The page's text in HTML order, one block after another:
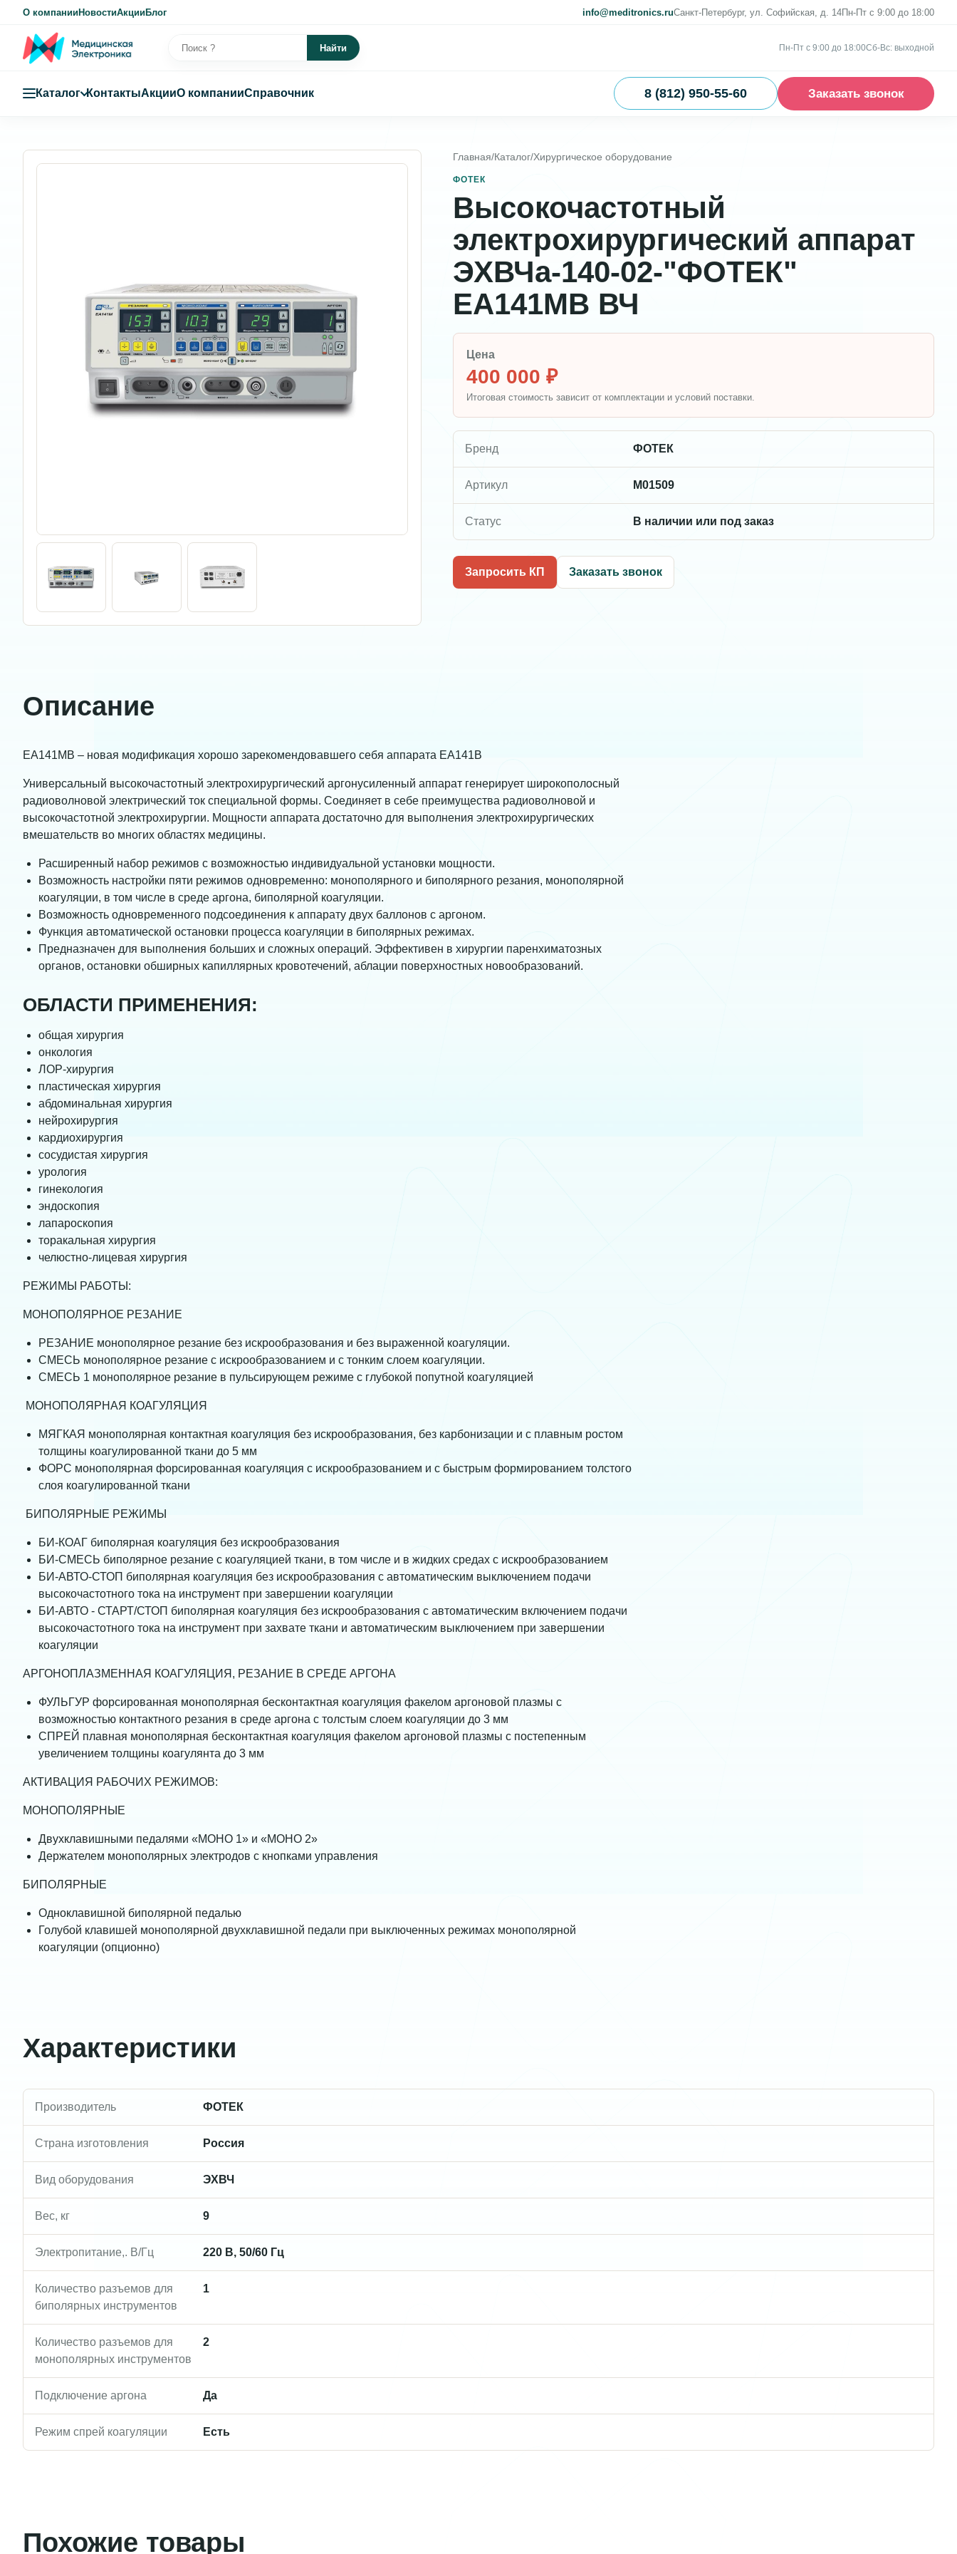
О компанииНовостиАкцииБлог info@meditronics.ruСанкт-Петербург, ул. Софийская, д. 14Пн-Пт с 9:00 до 18:00
Найти Пн-Пт с 9:00 до 18:00Сб-Вс: выходной
Каталог КонтактыАкцииО компанииСправочник 8 (812) 950-55-60 Заказать звонок
Главная/Каталог/Хирургическое оборудование
ФОТЕК
Высокочастотный
электрохирургический аппарат
ЭХВЧа-140-02-"ФОТЕК"
ЕА141МВ ВЧ
Цена
400 000 ₽
Итоговая стоимость зависит от комплектации и условий поставки.
Бренд ФОТЕК
Артикул M01509
Статус В наличии или под заказ
Запросить КП Заказать звонок
Описание
ЕА141МВ – новая модификация хорошо зарекомендовавшего себя аппарата ЕА141В
Универсальный высокочастотный электрохирургический аргонусиленный аппарат генерирует широкополосный
радиоволновой электрический ток специальной формы. Соединяет в себе преимущества радиоволновой и
высокочастотной электрохирургии. Мощности аппарата достаточно для выполнения электрохирургических
вмешательств во многих областях медицины.
Расширенный набор режимов с возможностью индивидуальной установки мощности.
Возможность настройки пяти режимов одновременно: монополярного и биполярного резания, монополярной
коагуляции, в том числе в среде аргона, биполярной коагуляции.
Возможность одновременного подсоединения к аппарату двух баллонов с аргоном.
Функция автоматической остановки процесса коагуляции в биполярных режимах.
Предназначен для выполнения больших и сложных операций. Эффективен в хирургии паренхиматозных
органов, остановки обширных капиллярных кровотечений, аблации поверхностных новообразований.
ОБЛАСТИ ПРИМЕНЕНИЯ:
общая хирургия
онкология
ЛОР-хирургия
пластическая хирургия
абдоминальная хирургия
нейрохирургия
кардиохирургия
сосудистая хирургия
урология
гинекология
эндоскопия
лапароскопия
торакальная хирургия
челюстно-лицевая хирургия
РЕЖИМЫ РАБОТЫ:
МОНОПОЛЯРНОЕ РЕЗАНИЕ
РЕЗАНИЕ монополярное резание без искрообразования и без выраженной коагуляции.
СМЕСЬ монополярное резание с искрообразованием и с тонким слоем коагуляции.
СМЕСЬ 1 монополярное резание в пульсирующем режиме с глубокой попутной коагуляцией
МОНОПОЛЯРНАЯ КОАГУЛЯЦИЯ
МЯГКАЯ монополярная контактная коагуляция без искрообразования, без карбонизации и с плавным ростом
толщины коагулированной ткани до 5 мм
ФОРС монополярная форсированная коагуляция с искрообразованием и с быстрым формированием толстого
слоя коагулированной ткани
БИПОЛЯРНЫЕ РЕЖИМЫ
БИ-КОАГ биполярная коагуляция без искрообразования
БИ-СМЕСЬ биполярное резание с коагуляцией ткани, в том числе и в жидких средах с искрообразованием
БИ-АВТО-СТОП биполярная коагуляция без искрообразования с автоматическим выключением подачи
высокочастотного тока на инструмент при завершении коагуляции
БИ-АВТО - СТАРТ/СТОП биполярная коагуляция без искрообразования с автоматическим включением подачи
высокочастотного тока на инструмент при захвате ткани и автоматическим выключением при завершении
коагуляции
АРГОНОПЛАЗМЕННАЯ КОАГУЛЯЦИЯ, РЕЗАНИЕ В СРЕДЕ АРГОНА
ФУЛЬГУР форсированная монополярная бесконтактная коагуляция факелом аргоновой плазмы с
возможностью контактного резания в среде аргона с толстым слоем коагуляции до 3 мм
СПРЕЙ плавная монополярная бесконтактная коагуляция факелом аргоновой плазмы с постепенным
увеличением толщины коагулянта до 3 мм
АКТИВАЦИЯ РАБОЧИХ РЕЖИМОВ:
МОНОПОЛЯРНЫЕ
Двухклавишными педалями «МОНО 1» и «МОНО 2»
Держателем монополярных электродов с кнопками управления
БИПОЛЯРНЫЕ
Одноклавишной биполярной педалью
Голубой клавишей монополярной двухклавишной педали при выключенных режимах монополярной
коагуляции (опционно)
Характеристики
Производитель ФОТЕК
Страна изготовления Россия
Вид оборудования ЭХВЧ
Вес, кг 9
Электропитание,. В/Гц 220 В, 50/60 Гц
Количество разъемов для
биполярных инструментов
1
Количество разъемов для
монополярных инструментов
2
Подключение аргона Да
Режим спрей коагуляции Есть
Похожие товары